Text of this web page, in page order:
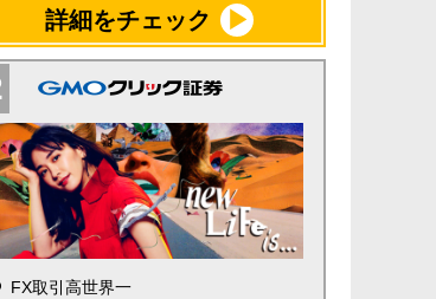
詳細をチェック
FX取引高世界一